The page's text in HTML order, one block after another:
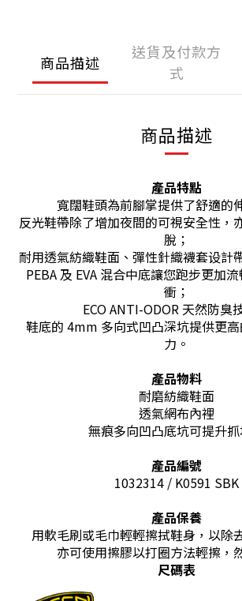
商品描述
送貨及付款方
式
商品描述
產品特點
寬闊鞋頭為前腳掌提供了舒適的
反光鞋帶除了增加夜間的可視安全性，
脫；
耐用透氣紡織鞋面、彈性針織襪套设計
PEBA 及 EVA 混合中底讓您跑步更加
衝；
ECO ANTI-ODOR 天然防臭
鞋底的 4mm 多向式凹凸深坑提供更
力。
產品物料
耐磨紡織鞋面
透氣網布內裡
無痕多向凹凸底坑可提升
產品編號
1032314 / K0591 SBK
產品保養
用軟毛刷或毛巾輕輕擦拭鞋身，以除
亦可使用擦膠以打圈方法輕擦，
尺碼表